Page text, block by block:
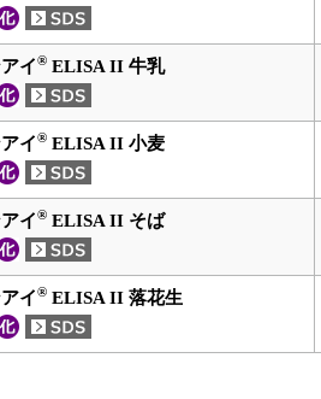
イ® ELISA II 牛乳
イ® ELISA II 小麦
イ® ELISA II そば
イ® ELISA II 落花生